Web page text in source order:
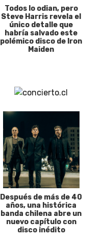
Todos lo odian, pero
Steve Harris revela el
único detalle que
habría salvado este
polémico disco de Iron
Maiden
Después de más de 40
años, una histórica
banda chilena abre un
nuevo capítulo con
disco inédito